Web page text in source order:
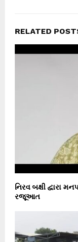
RELATED
નિરવ બક્ષી દ્વારા
રજૂઆત